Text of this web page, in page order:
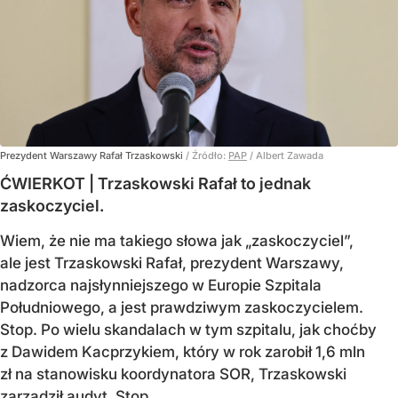
Prezydent Warszawy Rafał Trzaskowski / Źródło: PAP / Albert Zawada
ĆWIERKOT | Trzaskowski Rafał to jednak
zaskoczyciel.
Wiem, że nie ma takiego słowa jak „zaskoczyciel”,
ale jest Trzaskowski Rafał, prezydent Warszawy,
nadzorca najsłynniejszego w Europie Szpitala
Południowego, a jest prawdziwym zaskoczycielem.
Stop. Po wielu skandalach w tym szpitalu, jak choćby
z Dawidem Kacprzykiem, który w rok zarobił 1,6 mln
zł na stanowisku koordynatora SOR, Trzaskowski